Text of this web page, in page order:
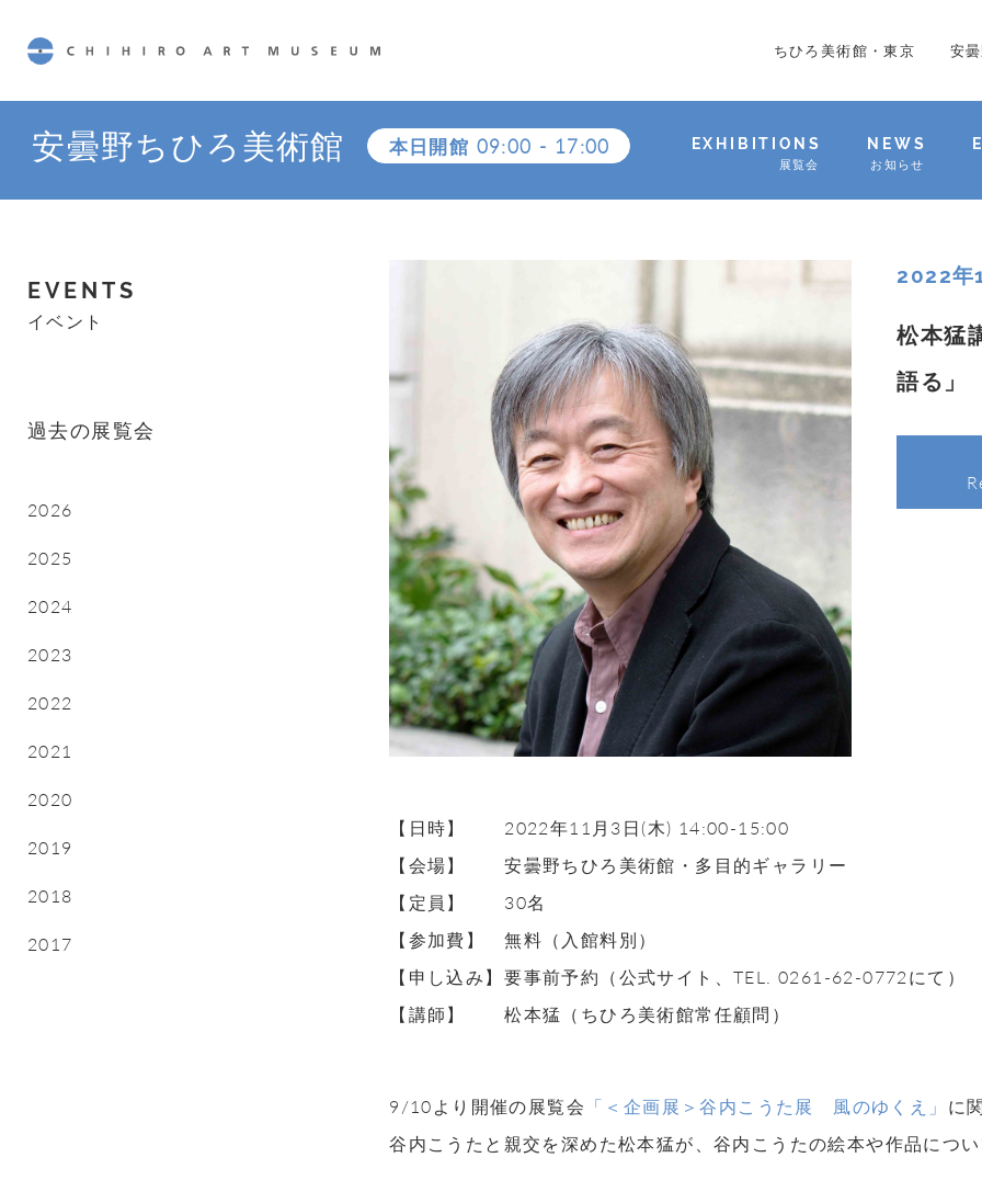
ちひろ美術館・東京 安
安曇野ちひろ美術館 本日開館 09:00 - 17:00 EXHIBITIONS
展覧会
NEWS
お知らせ
2022年
松本猛
語る」
【日時】
2022年11月3日(木) 14:00-15:00
【会場】
安曇野ちひろ美術館・多目的ギャラリー
【定員】
30名
【参加費】
無料（入館料別）
【申し込み】 要事前予約（公式サイト、TEL. 0261-62-0772にて）
【講師】
松本猛（ちひろ美術館常任顧問）
9/10より開催の展覧会 「＜企画展＞谷内こうた展 風のゆくえ」 に
谷内こうたと親交を深めた松本猛が、谷内こうたの絵本や作品につい
EVENTS
イベント
過去の展覧会
2026
2025
2024
2023
2022
2021
2020
2019
2018
2017